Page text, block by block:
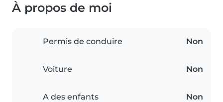
À propos de moi
Permis de conduire Non
Voiture Non
A des enfants Non